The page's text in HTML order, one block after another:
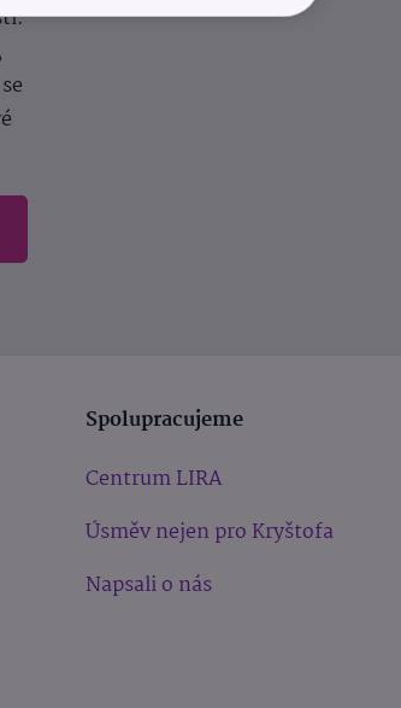
Spolupracujeme
Centrum LIRA
Úsměv nejen pro Kryštofa
Napsali o nás